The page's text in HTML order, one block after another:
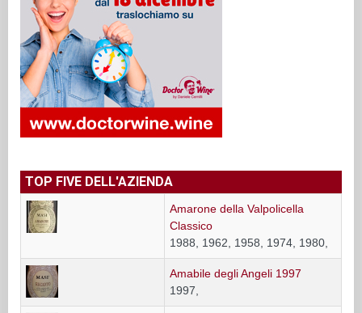
TOP FIVE DELL'AZIENDA
Amarone della Valpolicella
Classico
1988, 1962, 1958, 1974, 1980,
Amabile degli Angeli 1997
1997,